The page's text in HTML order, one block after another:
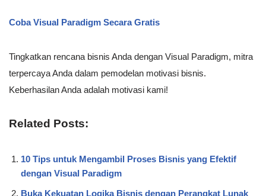
Coba Visual Paradigm Secara Gratis
Tingkatkan rencana bisnis Anda dengan Visual Paradigm, mitra
terpercaya Anda dalam pemodelan motivasi bisnis.
Keberhasilan Anda adalah motivasi kami!
Related Posts:
10 Tips untuk Mengambil Proses Bisnis yang Efektif
dengan Visual Paradigm
Buka Kekuatan Logika Bisnis dengan Perangkat Lunak